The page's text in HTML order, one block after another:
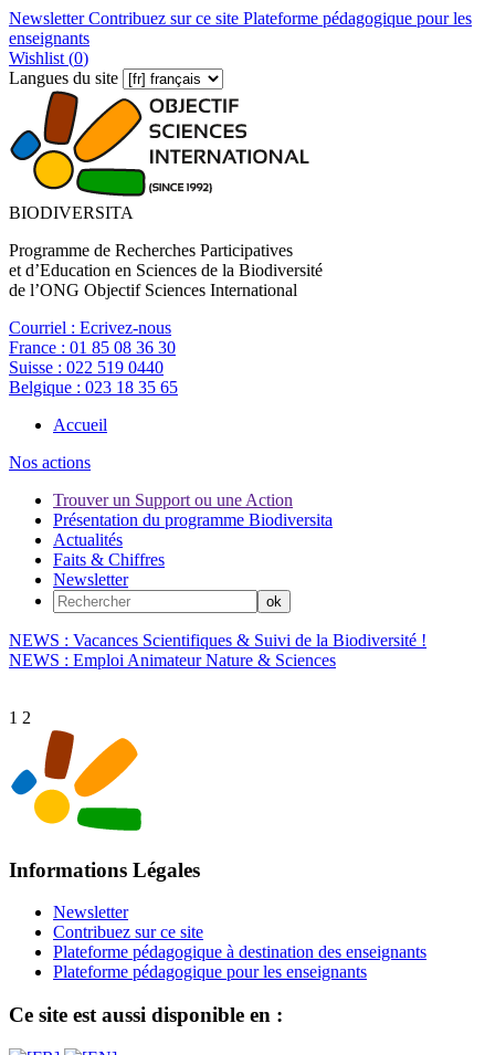
NewsletterContribuez sur ce site Plateforme pédagogique pour les
enseignants
Wishlist (0)
Langues du site
BIODIVERSITA
Programme de Recherches Participatives
et d’Education en Sciences de la Biodiversité
de l’ONG Objectif Sciences International
Courriel : Ecrivez-nous
France : 01 85 08 36 30
Suisse : 022 519 0440
Belgique : 023 18 35 65
Accueil
Nos actions
Trouver un Support ou une Action
Présentation du programme Biodiversita
Actualités
Faits & Chiffres
Newsletter
NEWS : Vacances Scientifiques & Suivi de la Biodiversité !
NEWS : Emploi Animateur Nature & Sciences
1 2
Informations Légales
Newsletter
Contribuez sur ce site
Plateforme pédagogique à destination des enseignants
Plateforme pédagogique pour les enseignants
Ce site est aussi disponible en :